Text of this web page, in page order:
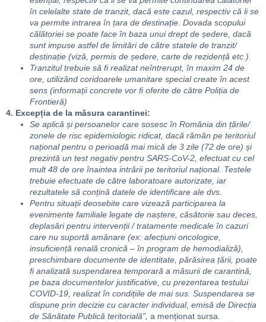
în celelalte state de tranzit, dacă este cazul, respectiv că li se
va permite intrarea în țara de destinație. Dovada scopului
călătoriei se poate face în baza unui drept de ședere, dacă
sunt impuse astfel de limitări de către statele de tranzit/
destinație (viză, permis de ședere, carte de rezidență etc.).
Tranzitul trebuie să fi realizat neîntrerupt, în maxim 24 de
ore, utilizând coridoarele umanitare special create în acest
sens (informații concrete vor fi oferite de către Poliția de
Frontieră)
4. Excepția de la măsura carantinei:
Se aplică și persoanelor care sosesc în România din țările/
zonele de risc epidemiologic ridicat, dacă rămân pe teritoriul
național pentru o perioadă mai mică de 3 zile (72 de ore) și
prezintă un test negativ pentru SARS-CoV-2, efectuat cu cel
mult 48 de ore înaintea intrării pe teritoriul național. Testele
trebuie efectuate de către laboratoare autorizate, iar
rezultatele să conțină datele de identificare ale dvs.
Pentru situații deosebite care vizează participarea la
evenimente familiale legate de naștere, căsătorie sau deces,
deplasări pentru intervenții / tratamente medicale în cazuri
care nu suportă amânare (ex: afecțiuni oncologice,
insuficiență renală cronică – în program de hemodializă),
preschimbare documente de identitate, părăsirea țării, poate
fi analizată suspendarea temporară a măsurii de carantină,
pe baza documentelor justificative, cu prezentarea testului
COVID-19, realizat în condițiile de mai sus. Suspendarea se
dispune prin decizie cu caracter individual, emisă de Direcția
de Sănătate Publică teritorială”, a menționat sursa.